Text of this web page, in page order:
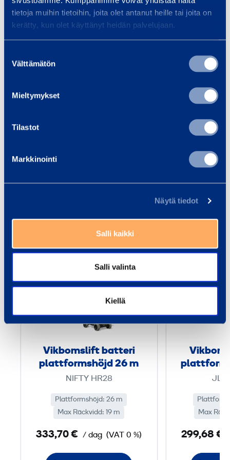
tietoja muihin tietoihin, joita olet antanut heille tai joita on
kerätty, kun olet käyttänyt heidän palvelujaan.
valinta
Välttämätön
Mieltymykset
Tilastot
Markkinointi
Näytä tiedot
Salli kaikki
Salli valinta
Kiellä
Transportbredd 2,49 m
Transporthöjd 3 m
Längd 9,14 m
Bredd 2,49 m
3 m
k
o
m
s
t
b
t
Vikbomslift batteri
plattformshöjd 26 m
NIFTY HR28
Plattformshöjd: 26 m
Max Räckvidd: 19 m
333,70 € / dag (VAT 0 %)
JLG
Max
299,68 €